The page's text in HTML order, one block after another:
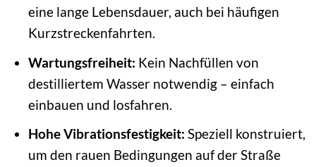
eine lange Lebensdauer, auch bei häufigen
Kurzstreckenfahrten.
Wartungsfreiheit: Kein Nachfüllen von
destilliertem Wasser notwendig – einfach
einbauen und losfahren.
Hohe Vibrationsfestigkeit: Speziell konstruiert,
um den rauen Bedingungen auf der Straße